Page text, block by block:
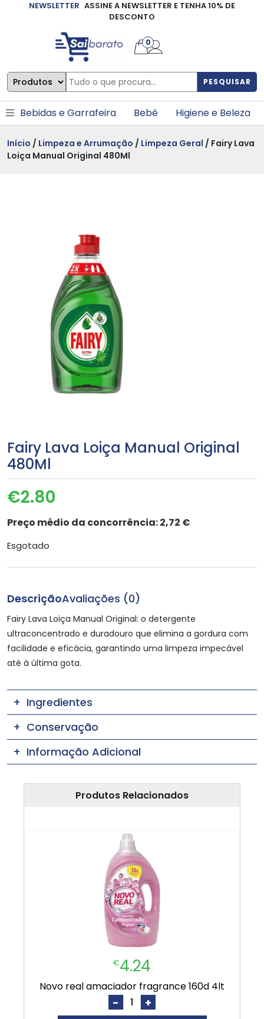
NEWSLETTER ASSINE A NEWSLETTER E TENHA 10% DE
DESCONTO
PESQUISAR
0
Bebidas e Garrafeira Bebé Higiene e Beleza
Início / Limpeza e Arrumação / Limpeza Geral / Fairy Lava
Loiça Manual Original 480Ml
Fairy Lava Loiça Manual Original
480Ml
€2.80
Preço médio da concorrência:2,72 €
Esgotado
DescriçãoAvaliações (0)
Fairy Lava Loiça Manual Original: o detergente
ultraconcentrado e duradouro que elimina a gordura com
facilidade e eficácia, garantindo uma limpeza impecável
até à última gota.
Ingredientes
Conservação
Informação Adicional
Produtos Relacionados
€4.24
novo real amaciador fragrance 160d 4lt
- +